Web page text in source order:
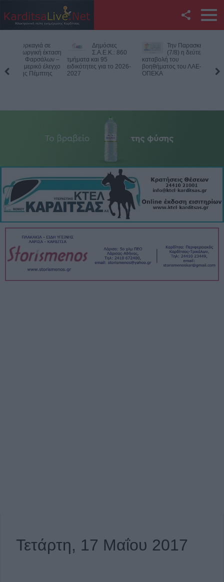
Twitter
YouTube
RSS
Επικοινωνία με το
Δημόσιες
Σ.Α.Ε.Κ.: 860
τμήματα και 95
ειδικότητες για το 2026-
2027
Την Παρασκευή
(7/8) η δεύτερη
καταβολή του
βοηθήματος του ΛΑΕ-
Νεκρός
περιοχή του
Πιθανό
Τετάρτη, 17 Μαΐου 2017